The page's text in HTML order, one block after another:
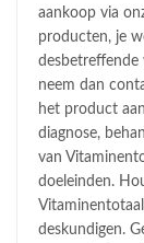
aankoop via
producten, je
desbetreffende
neem dan
het product
diagnose,
van
doeleinden.
deskundigen.